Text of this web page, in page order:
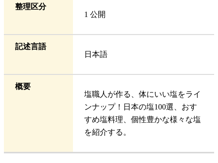
整理区分
1 公開
記述言語
日本語
概要
塩職人が作る、体にいい塩をライ
ンナップ！日本の塩100選、おす
すめ塩料理、個性豊かな様々な塩
を紹介する。